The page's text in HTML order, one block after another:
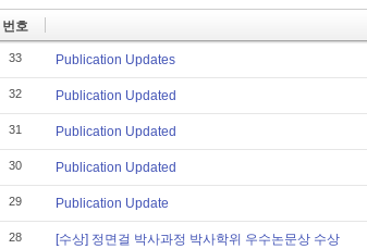
번호
33 Publication Updates
32 Publication Updated
31 Publication Updated
30 Publication Updated
29 Publication Update
28 [수상] 정면걸 박사과정 박사학위 우수논문상 수상